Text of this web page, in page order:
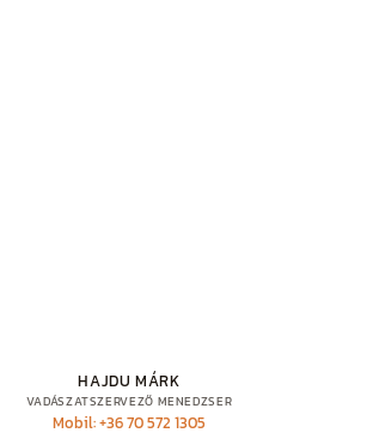
HAJDU MÁRK
VADÁSZATSZERVEZŐ MENEDZSER
Mobil: +36 70 572 1305